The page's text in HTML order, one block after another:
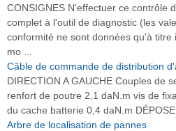
CONSIGNES N'effectuer ce contrôle
complet à l'outil de diagnostic (les
conformité ne sont données qu'à
mo ...
Câble de commande de distribution
DIRECTION A GAUCHE Couples de
renfort de poutre 2,1 daN.m vis de
du cache batterie 0,4 daN.m
Arbre de localisation de pannes